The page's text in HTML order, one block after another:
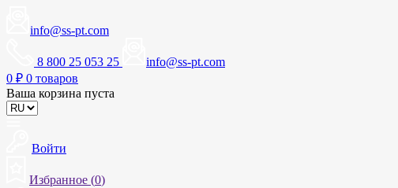
info@ss-pt.com
8 800 25 053 25
info@ss-pt.com
0 ₽ 0 товаров
Ваша корзина пуста
Войти
Избранное (0)